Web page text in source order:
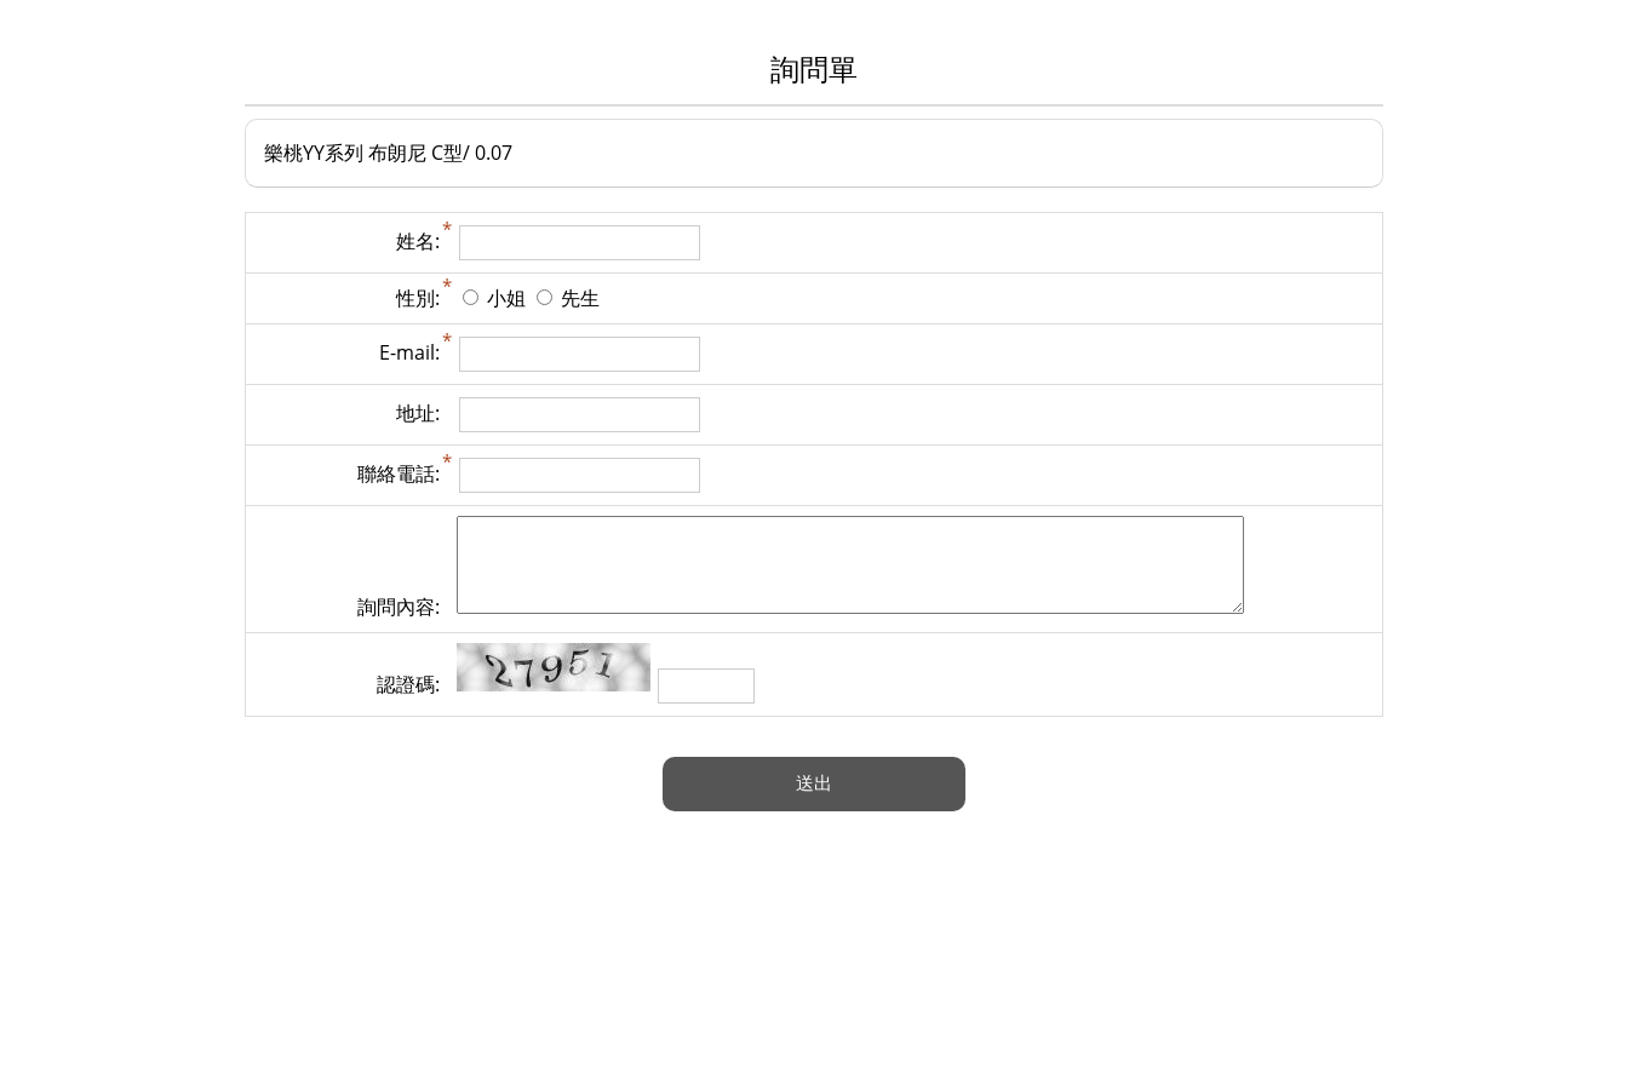
詢問單
樂桃YY系列 布朗尼 C型/ 0.07
姓名:
性別: 小姐 先生
E-mail:
地址:
聯絡電話:
詢問內容:
認證碼: